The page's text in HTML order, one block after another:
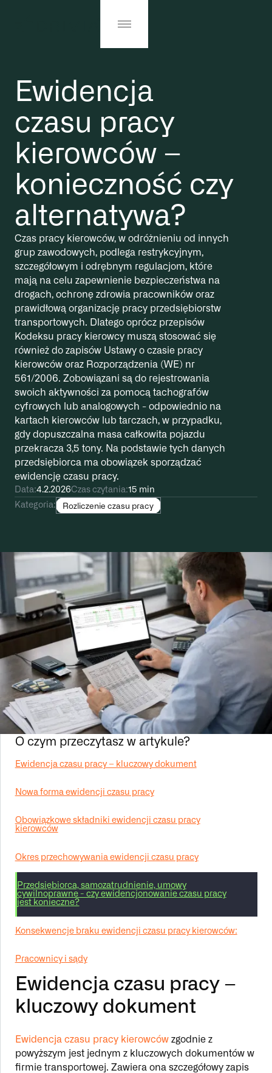
Ewidencja
czasu pracy
kierowców –
konieczność czy
alternatywa?
Czas pracy kierowców, w odróżnieniu od innych
grup zawodowych, podlega restrykcyjnym,
szczegółowym i odrębnym regulacjom, które
mają na celu zapewnienie bezpieczeństwa na
drogach, ochronę zdrowia pracowników oraz
prawidłową organizację pracy przedsiębiorstw
transportowych. Dlatego oprócz przepisów
Kodeksu pracy kierowcy muszą stosować się
również do zapisów Ustawy o czasie pracy
kierowców oraz Rozporządzenia (WE) nr
561/2006. Zobowiązani są do rejestrowania
swoich aktywności za pomocą tachografów
cyfrowych lub analogowych - odpowiednio na
kartach kierowców lub tarczach, w przypadku,
gdy dopuszczalna masa całkowita pojazdu
przekracza 3,5 tony. Na podstawie tych danych
przedsiębiorca ma obowiązek sporządzać
ewidencję czasu pracy.
Data:4.2.2026Czas czytania:15 min
Kategoria:
Rozliczenie czasu pracy
O czym przeczytasz w artykule?
Ewidencja czasu pracy – kluczowy dokument
Nowa forma ewidencji czasu pracy
Obowiązkowe składniki ewidencji czasu pracy
kierowców
Okres przechowywania ewidencji czasu pracy
Przedsiębiorca, samozatrudnienie, umowy
cywilnoprawne - czy ewidencjonowanie czasu pracy
jest konieczne?
Konsekwencje braku ewidencji czasu pracy kierowców:
Pracownicy i sądy
Ewidencja czasu pracy –
kluczowy dokument
Ewidencja czasu pracy kierowcówzgodnie z
powyższym jest jednym z kluczowych dokumentów w
firmie transportowej. Zawiera ona szczegółowy zapis